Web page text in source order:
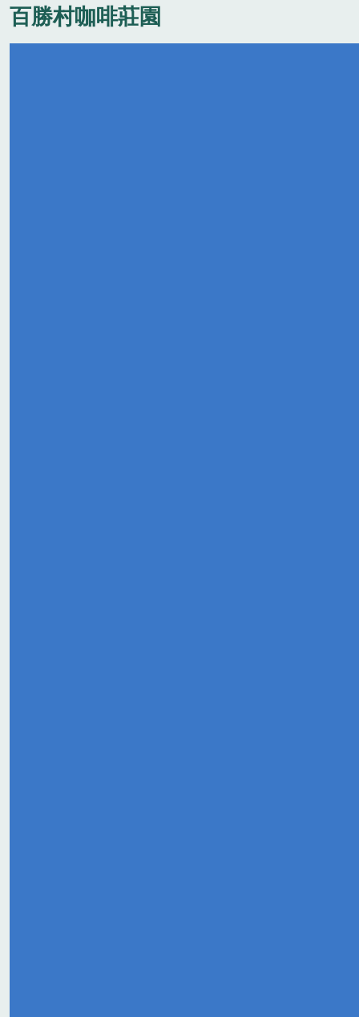
百勝村咖啡莊園